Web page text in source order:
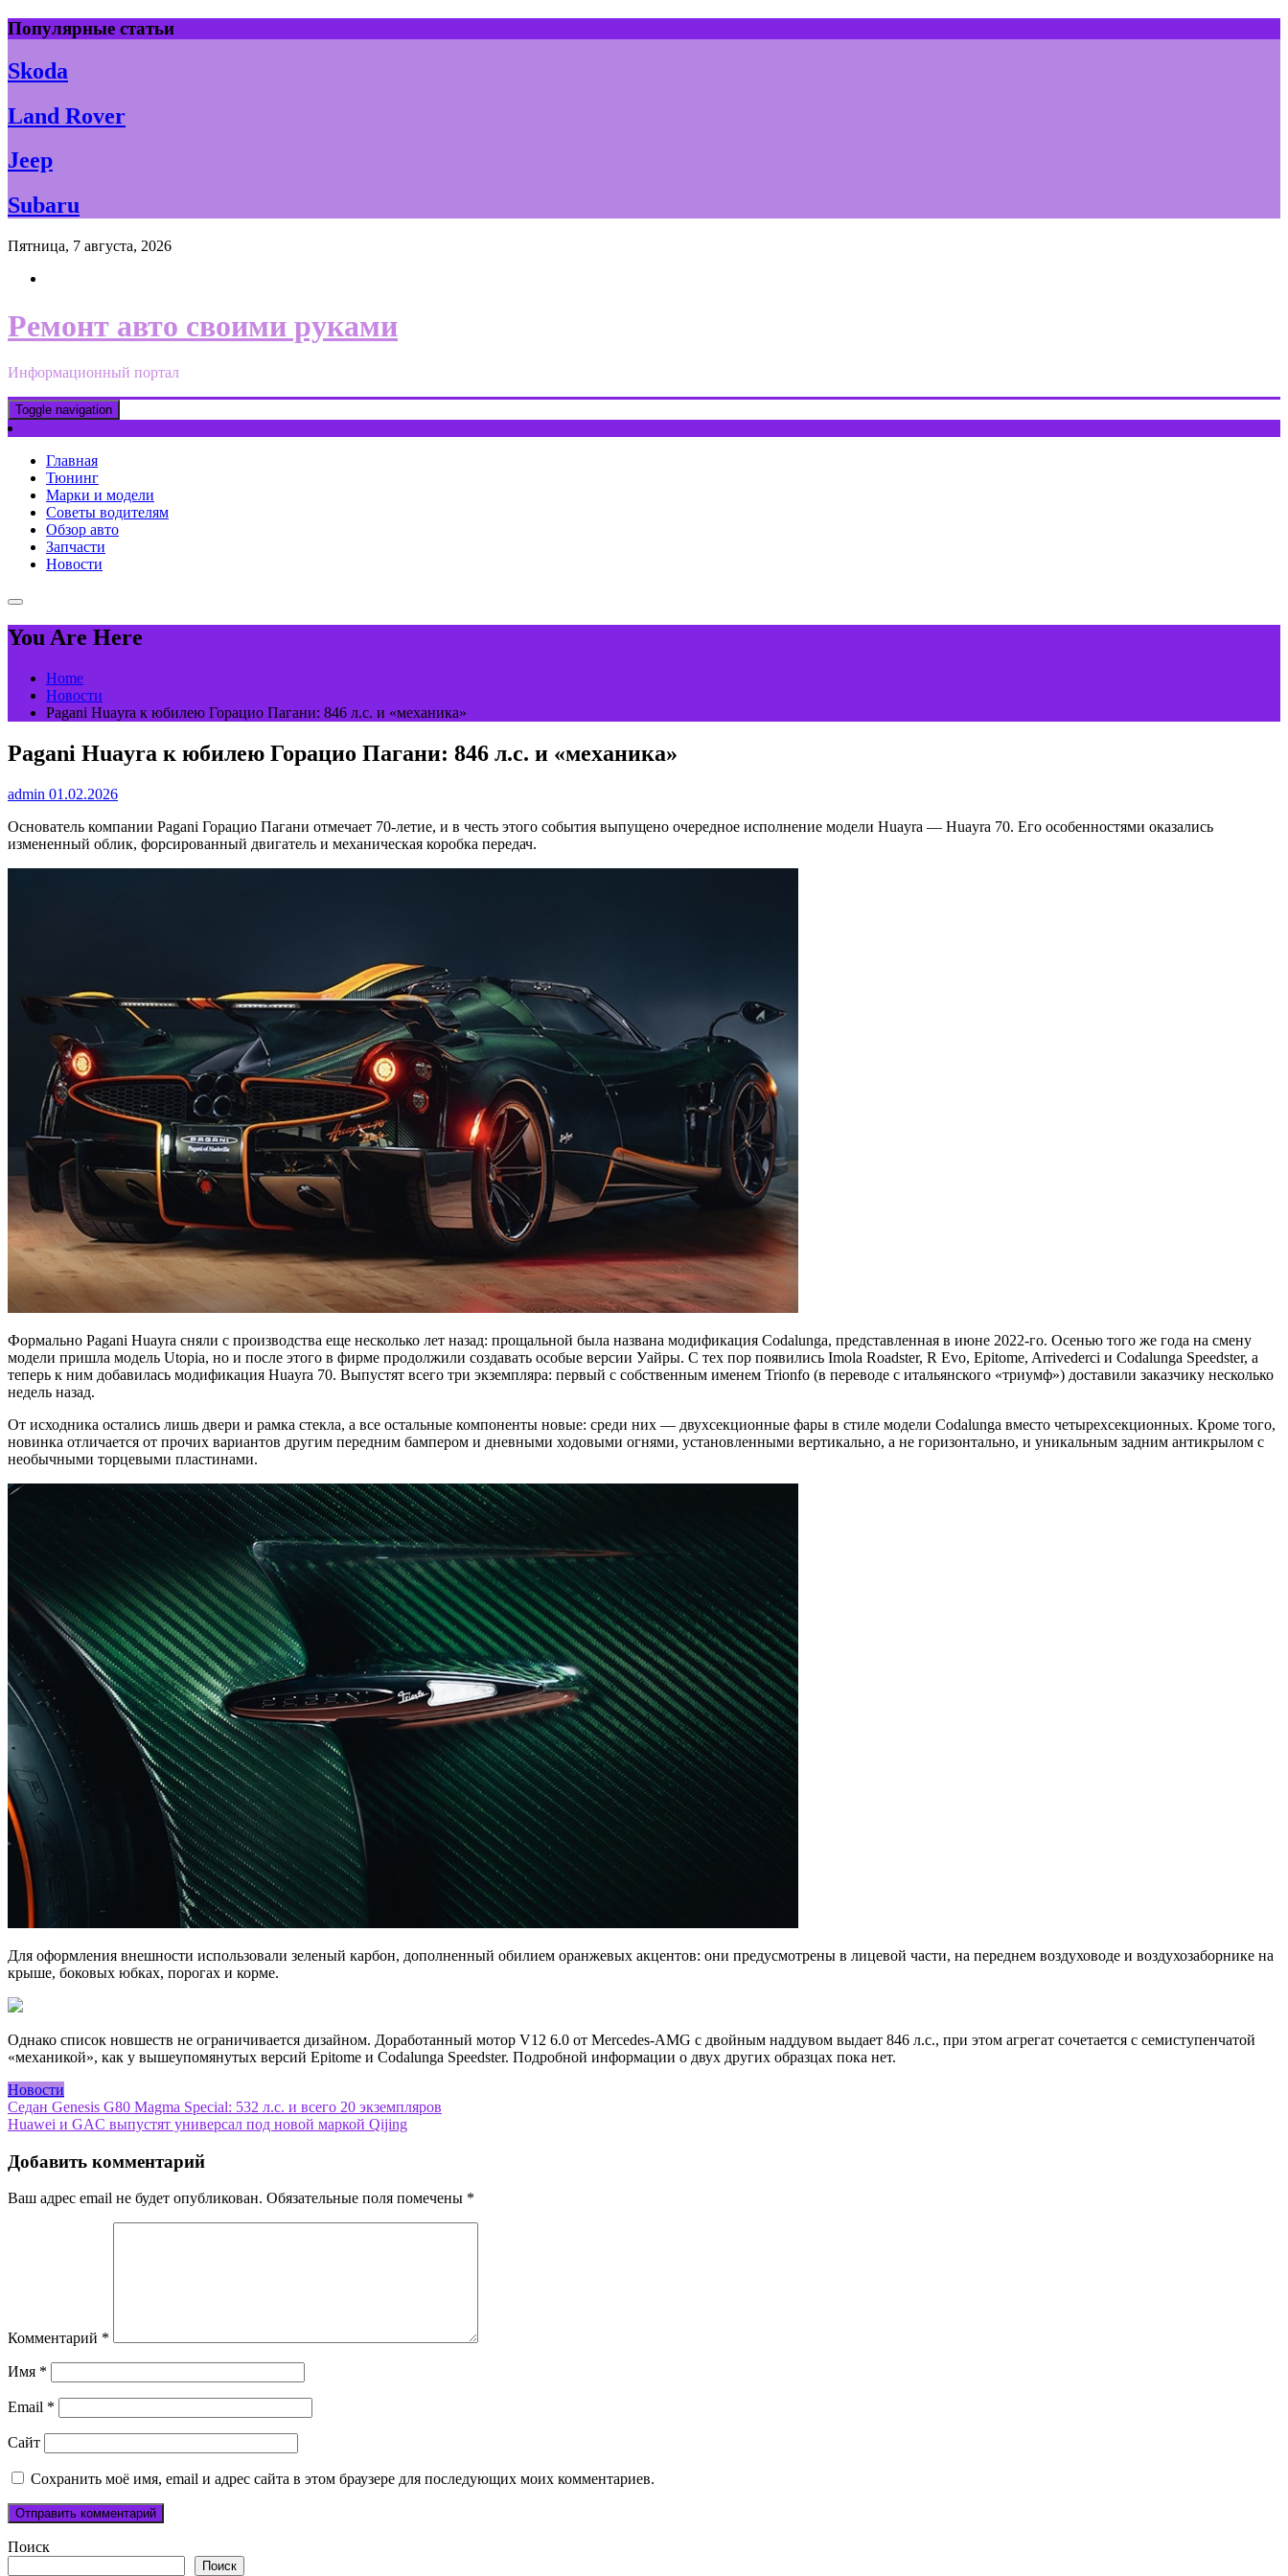
Skip
to
content
Популярные статьи
Skoda
Land Rover
Jeep
Subaru
Пятница, 7 августа, 2026
Ремонт авто своими руками
Информационный портал
Toggle navigation
Главная
Тюнинг
Марки и модели
Советы водителям
Обзор авто
Запчасти
Новости
You Are Here
Home
Новости
Pagani Huayra к юбилею Горацио Пагани: 846 л.с. и «механика»
Pagani Huayra к юбилею Горацио Пагани: 846 л.с. и «механика»
admin 01.02.2026
Основатель компании Pagani Горацио Пагани отмечает 70-летие, и в честь этого события выпущено очередное исполнение модели Huayra — Huayra 70. Его особенностями оказались
измененный облик, форсированный двигатель и механическая коробка передач.
Формально Pagani Huayra сняли с производства еще несколько лет назад: прощальной была названа модификация Codalunga, представленная в июне 2022-го. Осенью того же года на смену
модели пришла модель Utopia, но и после этого в фирме продолжили создавать особые версии Уайры. С тех пор появились Imola Roadster, R Evo, Epitome, Arrivederci и Codalunga Speedster, а
теперь к ним добавилась модификация Huayra 70. Выпустят всего три экземпляра: первый с собственным именем Trionfo (в переводе с итальянского «триумф») доставили заказчику несколько
недель назад.
От исходника остались лишь двери и рамка стекла, а все остальные компоненты новые: среди них — двухсекционные фары в стиле модели Codalunga вместо четырехсекционных. Кроме того,
новинка отличается от прочих вариантов другим передним бампером и дневными ходовыми огнями, установленными вертикально, а не горизонтально, и уникальным задним антикрылом с
необычными торцевыми пластинами.
Для оформления внешности использовали зеленый карбон, дополненный обилием оранжевых акцентов: они предусмотрены в лицевой части, на переднем воздуховоде и воздухозаборнике на
крыше, боковых юбках, порогах и корме.
Однако список новшеств не ограничивается дизайном. Доработанный мотор V12 6.0 от Mercedes-AMG с двойным наддувом выдает 846 л.с., при этом агрегат сочетается с семиступенчатой
«механикой», как у вышеупомянутых версий Epitome и Codalunga Speedster. Подробной информации о двух других образцах пока нет.
Новости
Навигация
по
записям
Седан Genesis G80 Magma Special: 532 л.с. и всего 20 экземпляров
Huawei и GAC выпустят универсал под новой маркой Qijing
Добавить комментарий
Ваш адрес email не будет опубликован. Обязательные поля помечены *
Комментарий *
Имя *
Email *
Сайт
Сохранить моё имя, email и адрес сайта в этом браузере для последующих моих комментариев.
Поиск
Поиск